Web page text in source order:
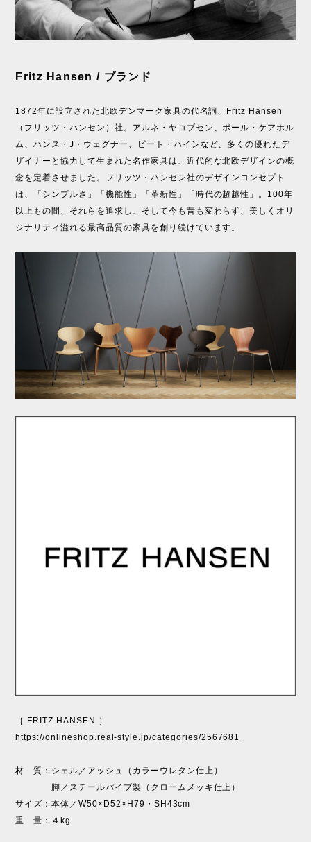
Fritz Hansen / ブランド
1872年に設立された北欧デンマーク家具の代名詞、Fritz Hansen
（フリッツ・ハンセン）社。アルネ・ヤコブセン、ポール・ケアホル
ム、ハンス・J・ウェグナー、ピート・ハインなど、多くの優れたデ
ザイナーと協力して生まれた名作家具は、近代的な北欧デザインの概
念を定着させました。フリッツ・ハンセン社のデザインコンセプト
は、「シンプルさ」「機能性」「革新性」「時代の超越性」。100年
以上もの間、それらを追求し、そして今も昔も変わらず、美しくオリ
ジナリティ溢れる最高品質の家具を創り続けています。
［ FRITZ HANSEN ］
https://onlineshop.real-style.jp/categories/2567681
材 質：シェル／アッシュ（カラーウレタン仕上）
脚／スチールパイプ製（クロームメッキ仕上）
サイズ：本体／W50×D52×H79・SH43cm
重 量：４kg